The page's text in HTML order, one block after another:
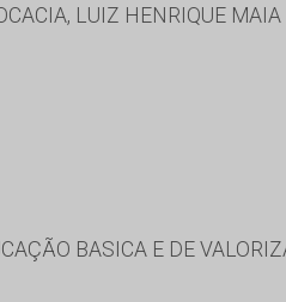
LUIZ HENRIQUE MAIA
BASICA E DE